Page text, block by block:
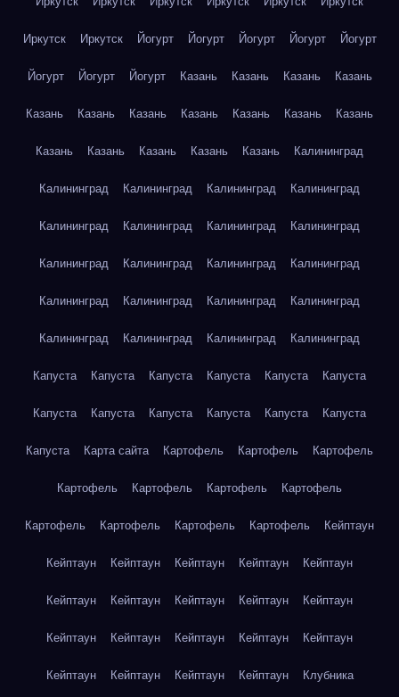
Иркутск Иркутск Йогурт Йогурт Йогурт Йогурт Йогурт
Йогурт Йогурт Йогурт Казань Казань Казань Казань
Казань Казань Казань Казань Казань Казань Казань
Казань Казань Казань Казань Казань Калининград
Калининград Калининград Калининград Калининград
Калининград Калининград Калининград Калининград
Калининград Калининград Калининград Калининград
Калининград Калининград Калининград Калининград
Калининград Калининград Калининград Калининград
Капуста Капуста Капуста Капуста Капуста Капуста
Капуста Капуста Капуста Капуста Капуста Капуста
Капуста Карта сайта Картофель Картофель Картофель
Картофель Картофель Картофель Картофель
Картофель Картофель Картофель Картофель Кейптаун
Кейптаун Кейптаун Кейптаун Кейптаун Кейптаун
Кейптаун Кейптаун Кейптаун Кейптаун Кейптаун
Кейптаун Кейптаун Кейптаун Кейптаун Кейптаун
Кейптаун Кейптаун Кейптаун Кейптаун Клубника